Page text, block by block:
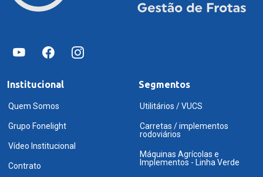
Institucional
Quem Somos
Grupo Fonelight
Vídeo Institucional
Contrato
Segmentos
Utilitários / VUCS
Carretas / implementos
rodoviários
Máquinas Agrícolas e
Implementos - Linha Verde